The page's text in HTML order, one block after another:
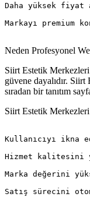
Daha yüksek fiyat
Markayı premium
Neden Profesyonel
Siirt Estetik
güvene dayalıdır.
sıradan bir tanıtım
Siirt Estetik
Kullanıcıyı ikna
Hizmet kalitesini
Marka değerini
Satış sürecini